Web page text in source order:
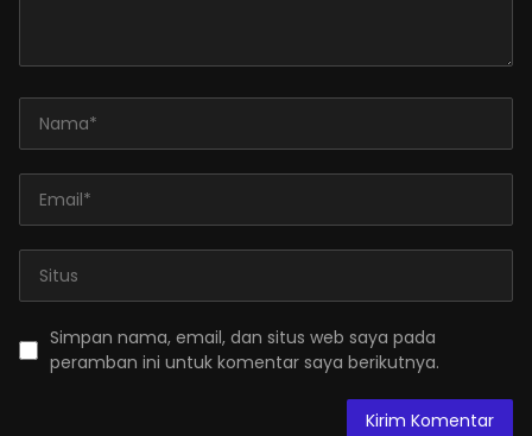
Simpan nama, email, dan situs web saya pada
peramban ini untuk komentar saya berikutnya.